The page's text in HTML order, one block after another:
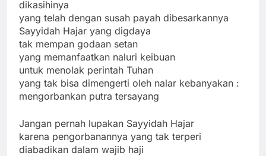
dikasihinya
yang telah dengan susah payah dibesarkannya
Sayyidah Hajar yang digdaya
tak mempan godaan setan
yang memanfaatkan naluri keibuan
untuk menolak perintah Tuhan
yang tak bisa dimengerti oleh nalar kebanyakan :
mengorbankan putra tersayang
Jangan pernah lupakan Sayyidah Hajar
karena pengorbanannya yang tak terperi
diabadikan dalam wajib haji